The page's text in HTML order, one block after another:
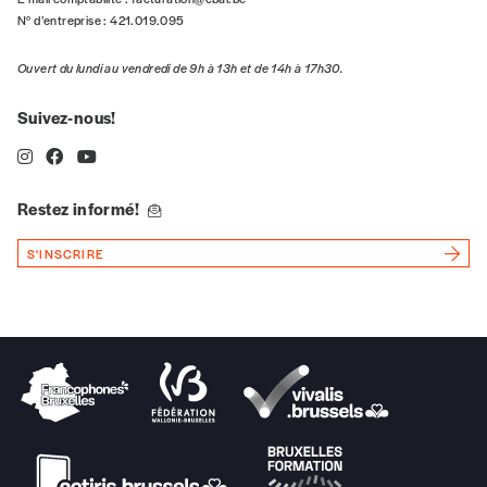
Prénom
Nom
TVA
Téléphone
N° d’entreprise : 421.019.095
Ouvert du lundi au vendredi de 9h à 13h et de 14h à 17h30.
Suivez-nous!
Restez informé!
S'INSCRIRE